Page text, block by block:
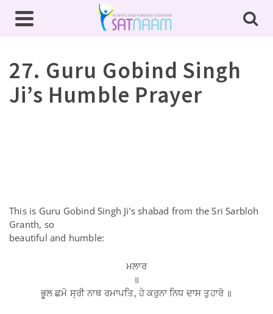
27. Guru Gobind Singh
Ji’s Humble Prayer
This is Guru Gobind Singh Ji’s shabad from the Sri Sarbloh
Granth, so
beautiful and humble:
ਮਲਾਰ
॥
ਭੂਲ ਛਮੋ ਸ੍ਰੀ ਨਾਥ ਰਮਾਪਤਿ, ਹੇ ਕਰੁਨਾ ਨਿਧ ਦਾਸ ਤੁਹਾਰੋ ॥